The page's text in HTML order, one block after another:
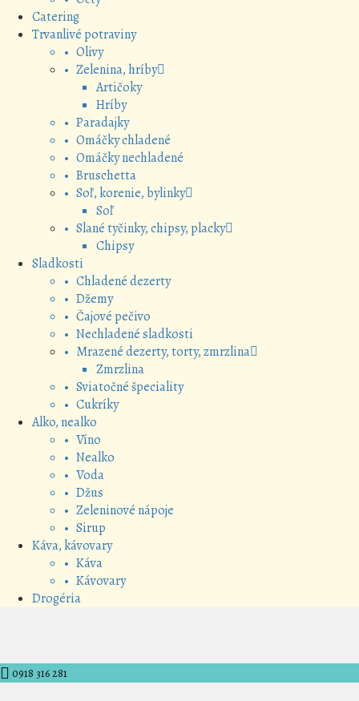
Catering
Trvanlivé potraviny
• Olivy
• Zelenina, hríby
Artičoky
Hríby
• Paradajky
• Omáčky chladené
• Omáčky nechladené
• Bruschetta
• Soľ, korenie, bylinky
Soľ
• Slané tyčinky, chipsy, placky
Chipsy
Sladkosti
• Chladené dezerty
• Džemy
• Čajové pečivo
• Nechladené sladkosti
• Mrazené dezerty, torty, zmrzlina
Zmrzlina
• Sviatočné špeciality
• Cukríky
Alko, nealko
• Víno
• Nealko
• Voda
• Džus
• Zeleninové nápoje
• Sirup
Káva, kávovary
• Káva
• Kávovary
Drogéria
0918 316 281